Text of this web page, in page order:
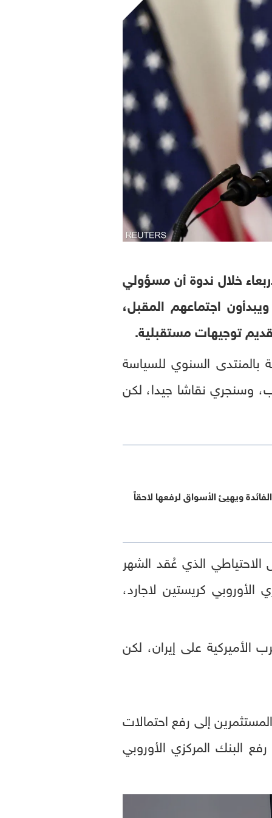
خلال ندوة أن مسؤولي
اجتماعهم المقبل،
توجيهات مستقبلية.
السنوي للسياسة
وسنجري نقاشا جيدا، لكن
ويهيئ الأسواق لرفعها لاحقاً
الذي عُقد الشهر
كريستين لاجارد،
الأميركية على إيران، لكن
اجتماع السياسة النقدية الذي عُقد في 16 و17 يونيو المستثمرين إلى رفع احتمالات
البنك المركزي الأوروبي